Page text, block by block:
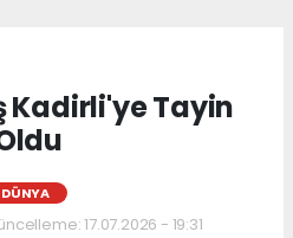
Kadirli'ye Tayin
DÜNYA
17.07.2026 - 19:31